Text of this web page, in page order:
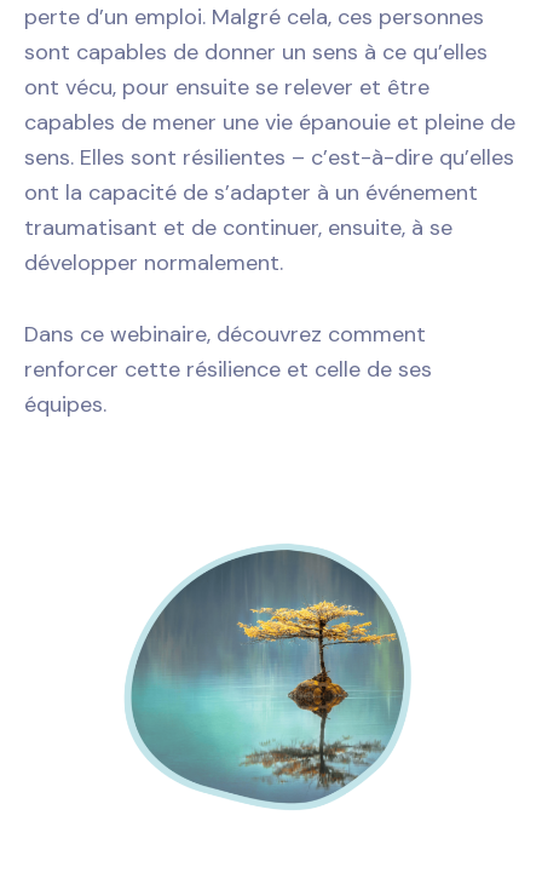
perte d’un emploi. Malgré cela, ces personnes
sont capables de donner un sens à ce qu’elles
ont vécu, pour ensuite se relever et être
capables de mener une vie épanouie et pleine de
sens. Elles sont résilientes – c’est-à-dire qu’elles
ont la capacité de s’adapter à un événement
traumatisant et de continuer, ensuite, à se
développer normalement.
Dans ce webinaire, découvrez comment
renforcer cette résilience et celle de ses
équipes.